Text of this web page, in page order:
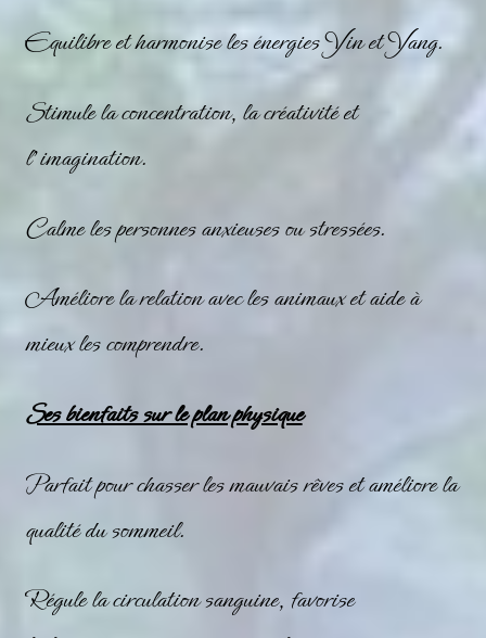
Equilibre et harmonise les énergies Yin et Yang.
Stimule la concentration, la créativité et
l’imagination.
Calme les personnes anxieuses ou stressées.
Améliore la relation avec les animaux et aide à
mieux les comprendre.
Ses bienfaits sur le plan physique
Parfait pour chasser les mauvais rêves et améliore la
qualité du sommeil.
Régule la circulation sanguine, favorise